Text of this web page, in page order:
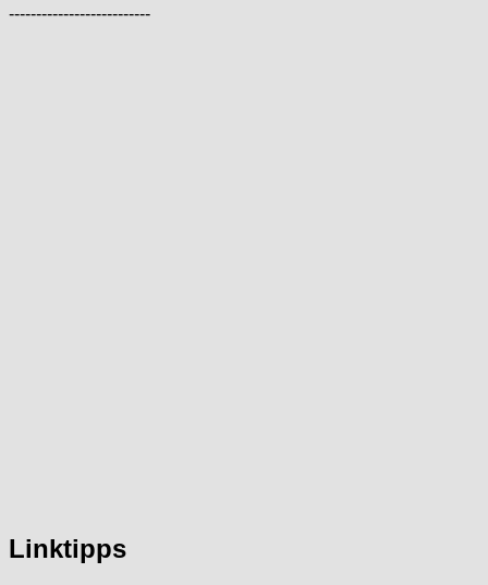
--------------------------
Linktipps